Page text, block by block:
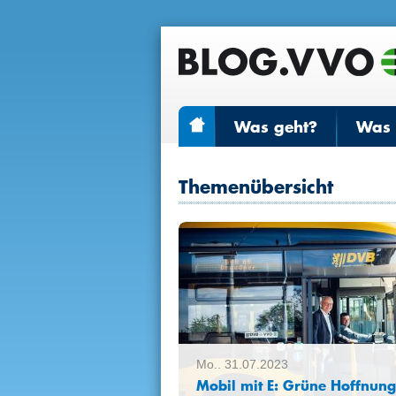
Was geht?
Themenübersicht
Mo.. 31.07.2023
Mobil mit E: Grüne Hoffnung